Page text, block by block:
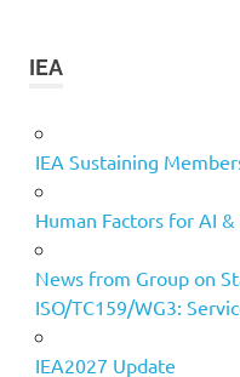
IEA
IEA Sustaining
Human Factors for AI
News from Group on
ISO/TC159/WG3:
IEA2027 Update